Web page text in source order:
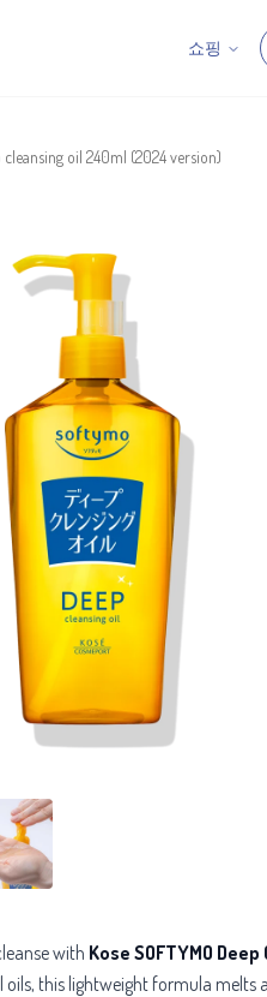
쇼핑
cleansing oil 240ml (2024 version)
with Kose SOFTYMO
this lightweight formula